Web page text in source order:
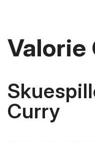
Valorie
Curry